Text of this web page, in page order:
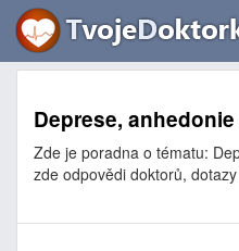
Deprese,
Zde je poradna o tématu:
zde odpovědi doktorů,